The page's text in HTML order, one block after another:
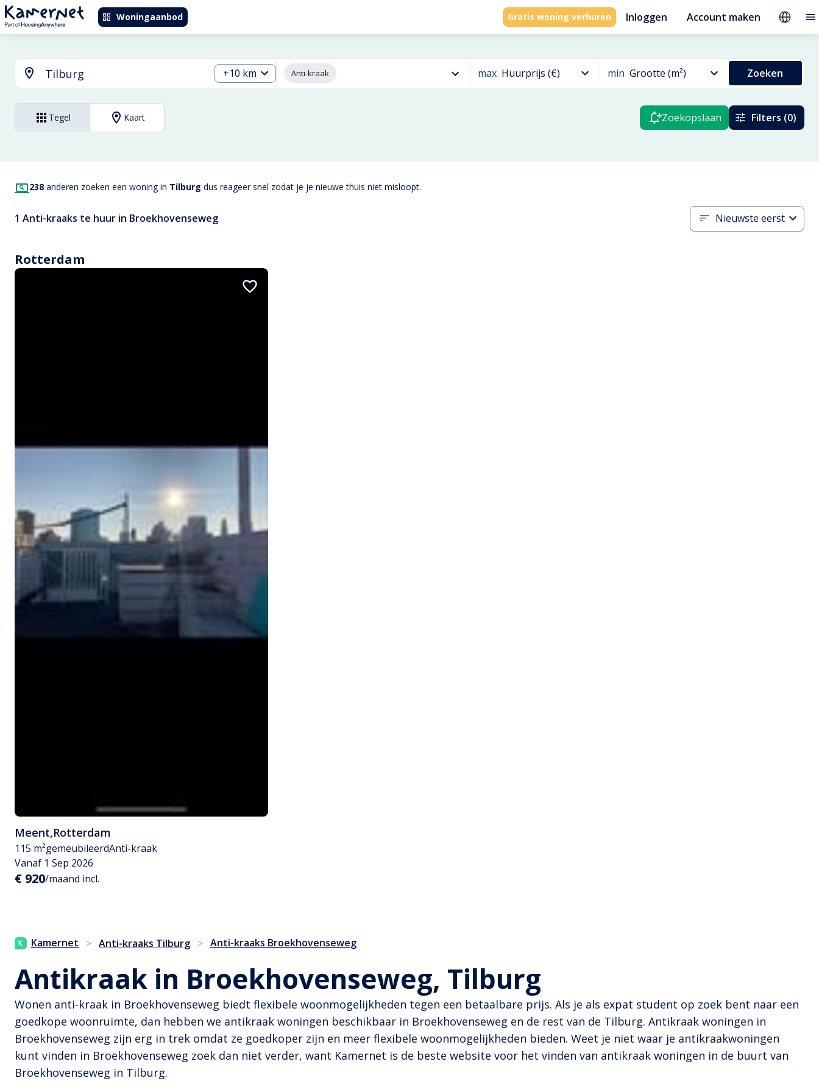
Woningaanbod Gratis woning verhuren Inloggen Account maken
+10 km Anti-kraak max Huurprijs (€) min Grootte (m²) Zoeken
Tegel Kaart Zoekopslaan Filters (0)
238 anderen zoeken een woning in Tilburg dus reageer snel zodat je je nieuwe thuis niet misloopt.
1 Anti-kraaks te huur in Broekhovenseweg Nieuwste eerst
Rotterdam
Meent,Rotterdam
115 m²gemeubileerdAnti-kraak
Vanaf 1 Sep 2026
€ 920/maand incl.
Kamernet > Anti-kraaks Tilburg > Anti-kraaks Broekhovenseweg
Antikraak in Broekhovenseweg, Tilburg
Wonen anti-kraak in Broekhovenseweg biedt flexibele woonmogelijkheden tegen een betaalbare prijs. Als je als expat student op zoek bent naar een
goedkope woonruimte, dan hebben we antikraak woningen beschikbaar in Broekhovenseweg en de rest van de Tilburg. Antikraak woningen in
Broekhovenseweg zijn erg in trek omdat ze goedkoper zijn en meer flexibele woonmogelijkheden bieden. Weet je niet waar je antikraakwoningen
kunt vinden in Broekhovenseweg zoek dan niet verder, want Kamernet is de beste website voor het vinden van antikraak woningen in de buurt van
Broekhovenseweg in Tilburg.